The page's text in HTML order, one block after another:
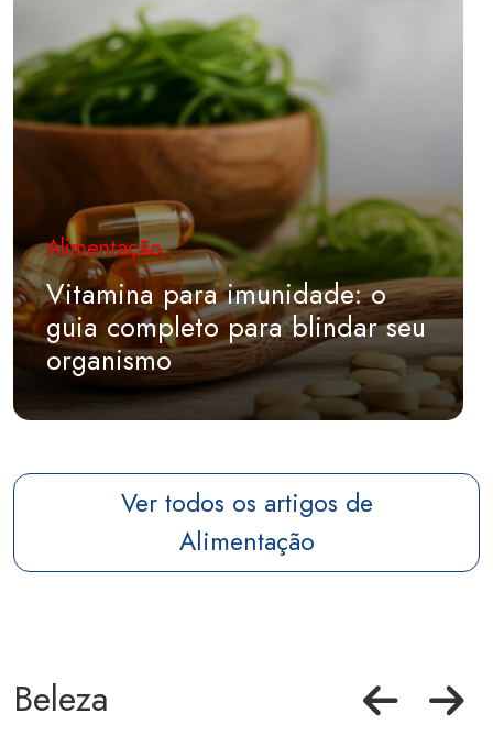
Alimentação
Vitamina para imunidade: o
guia completo para blindar seu
organismo
Ver todos os artigos de
Alimentação
Beleza